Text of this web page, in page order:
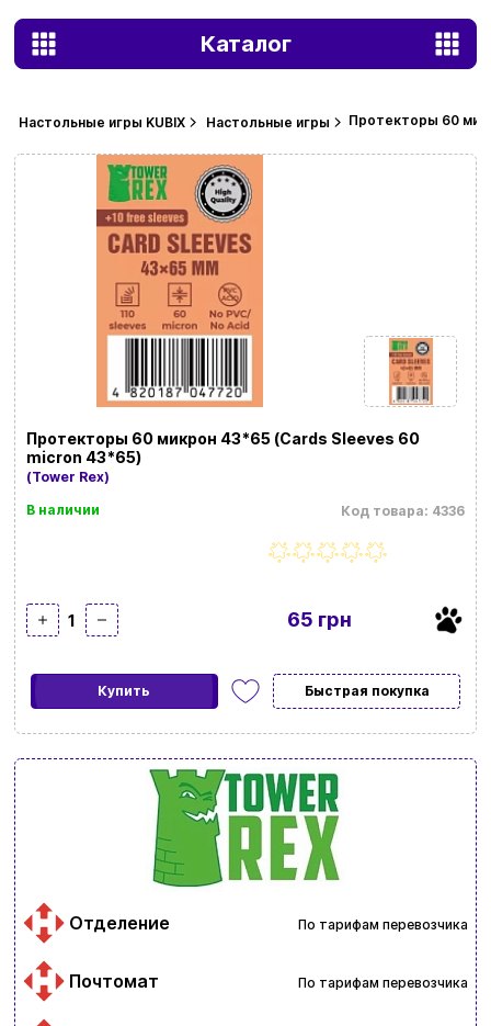
Каталог
Настольные игры KUBIX Настольные игры Протекторы 60
Протекторы 60 микрон 43*65 (Cards Sleeves 60
micron 43*65)
(Tower Rex)
Код товара: 4336
В наличии
65 грн
1
Купить Быстрая покупка
Отделение По тарифам перевозчика
Почтомат По тарифам перевозчика